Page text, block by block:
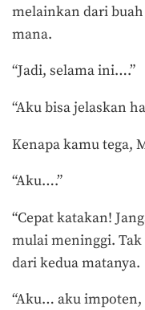
melainkan dari
mana.
“Jadi, selama ini….”
“Aku bisa jelaskan
Kenapa kamu tega,
“Aku….”
“Cepat katakan!
mulai meninggi.
dari kedua matanya.
“Aku… aku